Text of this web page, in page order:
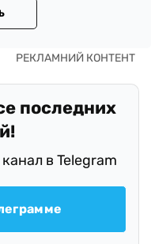
последних
в Telegram